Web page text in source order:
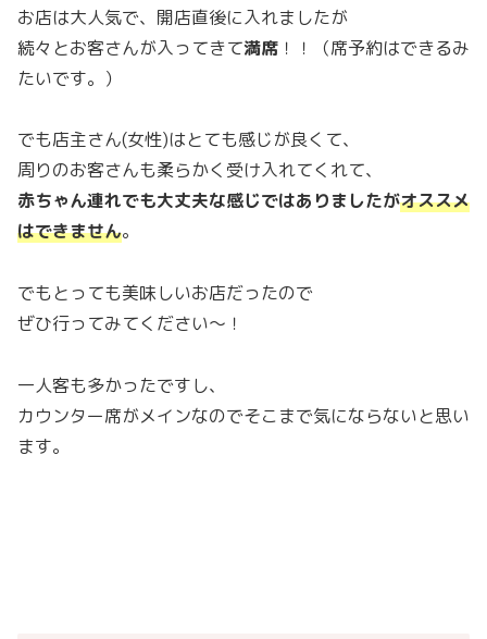
お店は大人気で、開店直後に入れましたが
続々とお客さんが入ってきて満席 ！！（席予約はできるみ
たいです。）
でも店主さん(女性)はとても感じが良くて、
周りのお客さんも柔らかく受け入れてくれて、
赤ちゃん連れでも大丈夫な感じではありましたがオススメ
はできません。
でもとっても美味しいお店だったので
ぜひ行ってみてください～！
一人客も多かったですし、
カウンター席がメインなのでそこまで気にならないと思い
ます。